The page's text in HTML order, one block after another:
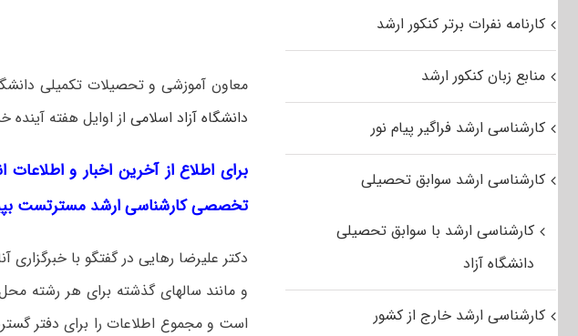
معاون آموزشی و تحصیلات تکمیلی
دانشگاه آزاد اسلامیاز اوایل هفته آینده
برای اطلاع از آخرین اخبار و اطلاعات
تخصصی کارشناسی ارشد مسترتست
دکتر علیرضا رهایی در گفتگو با
و مانند سالهای گذشته برای هر رشته
است و مجموع اطلاعات را برای دفتر
کارنامه نفرات برتر کنکور ارشد
منابع زبان کنکور ارشد
کارشناسی ارشد فراگیر پیام نور
کارشناسی ارشد سوابق تحصیلی
کارشناسی ارشد با سوابق تحصیلی
دانشگاه آزاد
کارشناسی ارشد خارج از کشور